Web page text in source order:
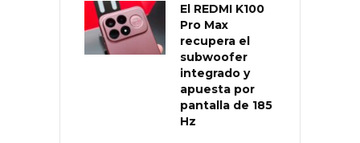
El REDMI K100
Pro Max
recupera el
subwoofer
integrado y
apuesta por
pantalla de 185
Hz